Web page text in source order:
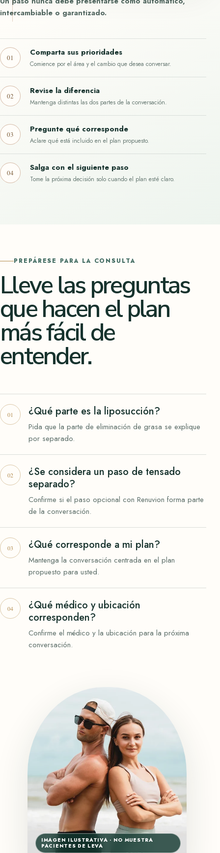
intercambiable o garantizado.
01 Comparta sus prioridades
Comience por el área y el cambio que desea conversar.
02 Revise la diferencia
Mantenga distintas las dos partes de la conversación.
03 Pregunte qué corresponde
Aclare qué está incluido en el plan propuesto.
04 Salga con el siguiente paso
Tome la próxima decisión solo cuando el plan esté claro.
PREPÁRESE PARA LA CONSULTA
Lleve las preguntas
que hacen el plan
más fácil de
entender.
¿Qué parte es la liposucción?
Pida que la parte de eliminación de grasa se explique
por separado.
¿Se considera un paso de tensado
separado?
Confirme si el paso opcional con Renuvion forma parte
de la conversación.
¿Qué corresponde a mi plan?
Mantenga la conversación centrada en el plan
propuesto para usted.
¿Qué médico y ubicación
corresponden?
Confirme el médico y la ubicación para la próxima
conversación.
IMAGEN ILUSTRATIVA · NO MUESTRA
PACIENTES DE LEVA